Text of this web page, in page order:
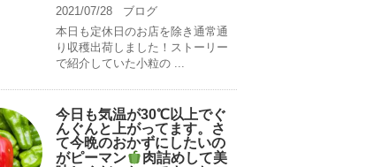
2021/07/28
ブログ
本日も定休日のお店を除き通常通
り収穫出荷しました！ストーリー
で紹介していた小粒の ...
今日も気温が30℃以上でぐ
んぐんと上がってます。さ
て今晩のおかずにしたいの
がピーマン
肉詰めして美